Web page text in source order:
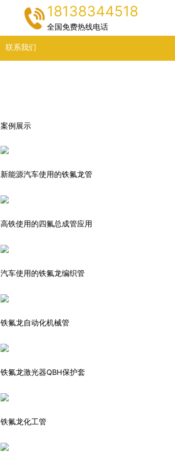
18138344518
全国免费热线电话
联系我们
案例展示
新能源汽车使用的铁氟龙管
高铁使用的四氟总成管应用
汽车使用的铁氟龙编织管
铁氟龙自动化机械管
铁氟龙激光器QBH保护套
铁氟龙化工管